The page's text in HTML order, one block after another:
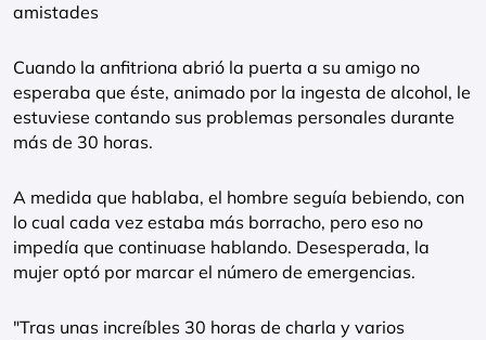
amistades
Cuando la anfitriona abrió la puerta a su amigo no
esperaba que éste, animado por la ingesta de alcohol, le
estuviese contando sus problemas personales durante
más de 30 horas.
A medida que hablaba, el hombre seguía bebiendo, con
lo cual cada vez estaba más borracho, pero eso no
impedía que continuase hablando. Desesperada, la
mujer optó por marcar el número de emergencias.
"Tras unas increíbles 30 horas de charla y varios